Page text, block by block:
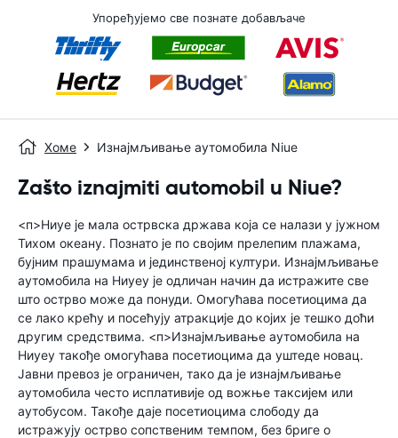
Упоређујемо све познате добављаче
Хоме Изнајмљивање аутомобила Niue
Zašto iznajmiti automobil u Niue?
<п>Ниуе је мала острвска држава која се налази у јужном
Тихом океану. Познато је по својим прелепим плажама,
бујним прашумама и јединственој култури. Изнајмљивање
аутомобила на Ниуеу је одличан начин да истражите све
што острво може да понуди. Омогућава посетиоцима да
се лако крећу и посећују атракције до којих је тешко доћи
другим средствима. <п>Изнајмљивање аутомобила на
Ниуеу такође омогућава посетиоцима да уштеде новац.
Јавни превоз је ограничен, тако да је изнајмљивање
аутомобила често исплативије од вожње таксијем или
аутобусом. Такође даје посетиоцима слободу да
истражују острво сопственим темпом, без бриге о